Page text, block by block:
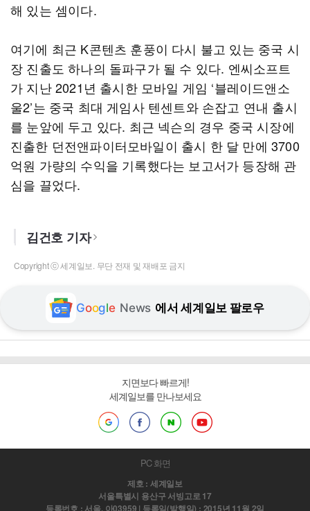
해 있는 셈이다.
여기에 최근 K콘텐츠 훈풍이 다시 불고 있는 중국 시
장 진출도 하나의 돌파구가 될 수 있다. 엔씨소프트
가 지난 2021년 출시한 모바일 게임 ‘블레이드앤소
울2’는 중국 최대 게임사 텐센트와 손잡고 연내 출시
를 눈앞에 두고 있다. 최근 넥슨의 경우 중국 시장에
진출한 던전앤파이터모바일이 출시 한 달 만에 3700
억원 가량의 수익을 기록했다는 보고서가 등장해 관
심을 끌었다.
김건호 기자
Copyright ⓒ 세계일보. 무단 전재 및 재배포 금지
Google News 에서 세계일보 팔로우
지면보다 빠르게!
세계일보를 만나보세요
PC 화면
제호 : 세계일보
서울특별시 용산구 서빙고로 17
등록번호 : 서울, 아03959 | 등록일(발행일) : 2015년 11월 2일